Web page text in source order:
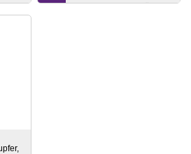
Schmelzgussform für